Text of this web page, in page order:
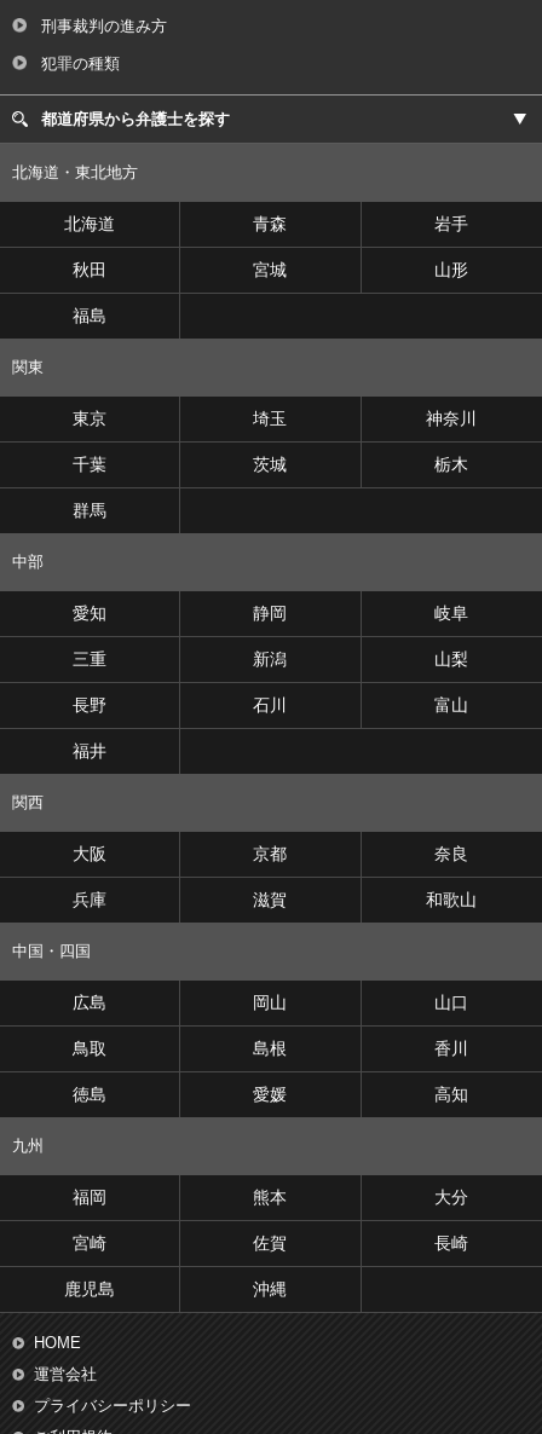
刑事裁判の進み方
犯罪の種類
都道府県から弁護士を探す
北海道・東北地方
北海道 青森 岩手
秋田 宮城 山形
福島
関東
東京 埼玉 神奈川
千葉 茨城 栃木
群馬
中部
愛知 静岡 岐阜
三重 新潟 山梨
長野 石川 富山
福井
関西
大阪 京都 奈良
兵庫 滋賀 和歌山
中国・四国
広島 岡山 山口
鳥取 島根 香川
徳島 愛媛 高知
九州
福岡 熊本 大分
宮崎 佐賀 長崎
鹿児島 沖縄
HOME
運営会社
プライバシーポリシー